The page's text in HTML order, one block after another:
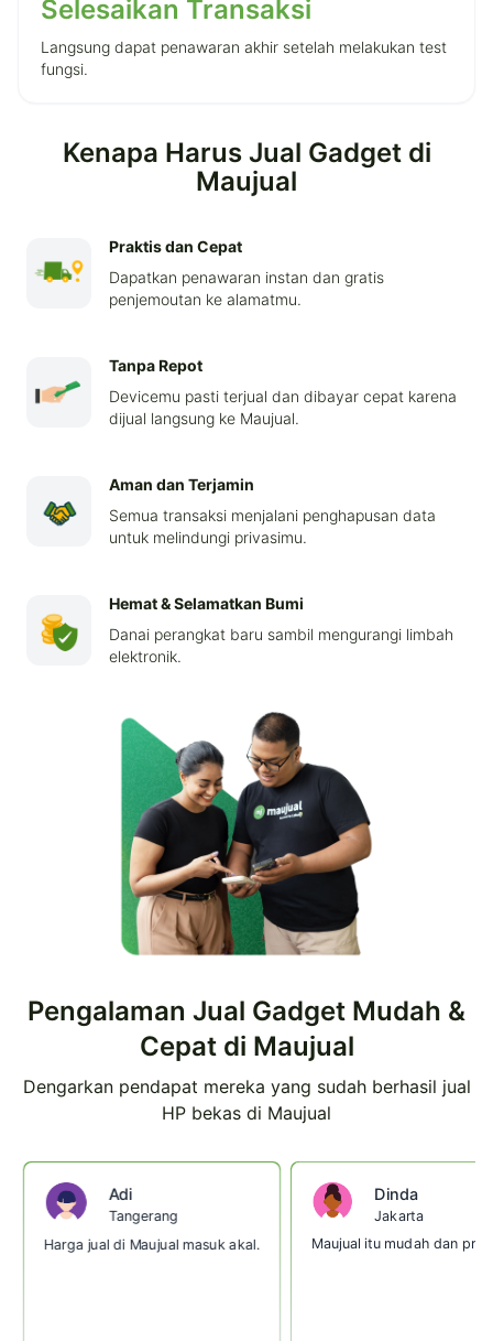
Selesaikan Transaksi
Langsung dapat penawaran akhir setelah melakukan test
fungsi.
Kenapa Harus Jual Gadget di
Maujual
Praktis dan Cepat
Dapatkan penawaran instan dan gratis
penjemoutan ke alamatmu.
Tanpa Repot
Devicemu pasti terjual dan dibayar cepat karena
dijual langsung ke Maujual.
Aman dan Terjamin
Semua transaksi menjalani penghapusan data
untuk melindungi privasimu.
Hemat & Selamatkan Bumi
Danai perangkat baru sambil mengurangi limbah
elektronik.
Pengalaman Jual Gadget Mudah &
Cepat di Maujual
Dengarkan pendapat mereka yang sudah berhasil jual
HP bekas di Maujual
Adi
Tangerang
Harga jual di Maujual masuk akal.
Dinda
Jakarta
Maujual itu mudah dan